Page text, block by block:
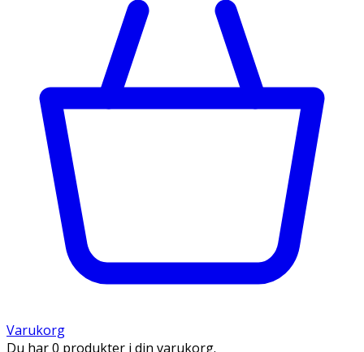
Varukorg
Du har 0 produkter i din varukorg.